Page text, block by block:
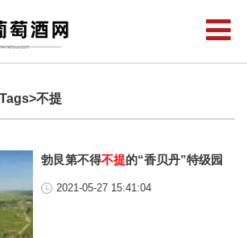
不提
勃艮第不得不提的“香贝丹”特级园
2021-05-27 15:41:04